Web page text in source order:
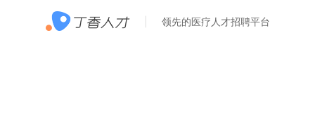
领先的医疗人才招聘平台